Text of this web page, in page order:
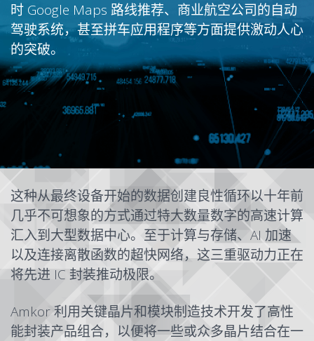
时 Google Maps 路线推荐、商业航空公司的自动
驾驶系统，甚至拼车应用程序等方面提供激动人心
的突破。
这种从最终设备开始的数据创建良性循环以十年前
几乎不可想象的方式通过特大数量数字的高速计算
汇入到大型数据中心。至于计算与存储、AI 加速
以及连接离散函数的超快网络，这三重驱动力正在
将先进 IC 封装推动极限。
Amkor 利用关键晶片和模块制造技术开发了高性
能封装产品组合，以便将一些或众多晶片结合在一